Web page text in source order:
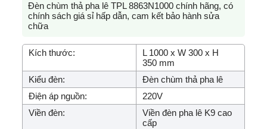
Đèn chùm thả pha lê TPL 8863N1000 chính hãng, có
chính sách giá sỉ hấp dẫn, cam kết bảo hành sửa
chữa
Kích thước:
L 1000 x W 300 x H
350 mm
Kiểu đèn:
Đèn chùm thả pha lê
Điện áp nguồn:
220V
Viền đèn:
Viền đèn pha lê K9 cao
cấp